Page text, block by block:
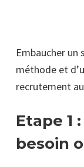
Embaucher un
méthode et
recrutement
Etape 1
besoin